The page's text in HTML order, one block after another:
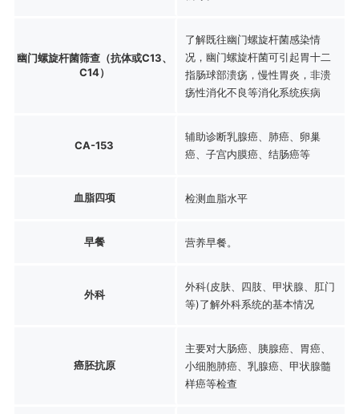
幽门螺旋杆菌筛查（抗体或C13、
C14）
了解既往幽门螺旋杆菌感染情
况，幽门螺旋杆菌可引起胃十二
指肠球部溃疡，慢性胃炎，非溃
疡性消化不良等消化系统疾病
CA-153
辅助诊断乳腺癌、肺癌、卵巢
癌、子宫内膜癌、结肠癌等
血脂四项 检测血脂水平
早餐 营养早餐。
外科
外科(皮肤、四肢、甲状腺、肛门
等)了解外科系统的基本情况
癌胚抗原
主要对大肠癌、胰腺癌、胃癌、
小细胞肺癌、乳腺癌、甲状腺髓
样癌等检查